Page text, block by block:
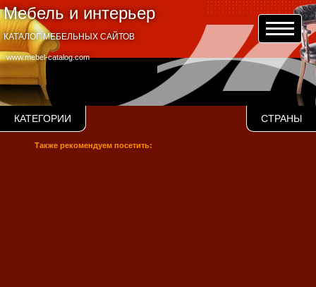
Мебель и интерьер
www.mebel-catalog.com
КАТАЛОГ МЕБЕЛЬНЫХ САЙТОВ
КАТЕГОРИИ СТРАНЫ
Также рекомендуем посетить: